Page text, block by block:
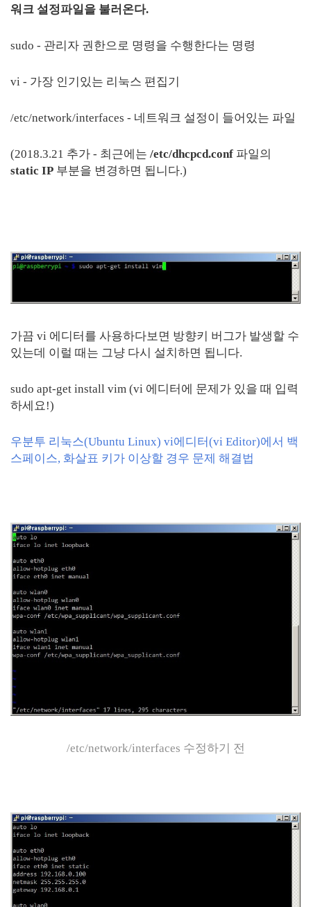
워크 설정파일을 불러온다.
sudo - 관리자 권한으로 명령을 수행한다는 명령
vi - 가장 인기있는 리눅스 편집기
/etc/network/interfaces - 네트워크 설정이 들어있는 파일
(2018.3.21 추가 - 최근에는 /etc/dhcpcd.conf 파일의
static IP 부분을 변경하면 됩니다.)
가끔 vi 에디터를 사용하다보면 방향키 버그가 발생할 수
있는데 이럴 때는 그냥 다시 설치하면 됩니다.
sudo apt-get install vim (vi 에디터에 문제가 있을 때 입력
하세요!)
우분투 리눅스(Ubuntu Linux) vi에디터(vi Editor)에서 백
스페이스, 화살표 키가 이상할 경우 문제 해결법
/etc/network/interfaces 수정하기 전